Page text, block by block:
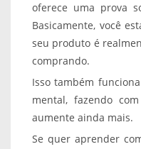
oferece uma prova
Basicamente, você
seu produto é
comprando.
Isso também
mental, fazendo
aumente ainda mais.
Se quer aprender